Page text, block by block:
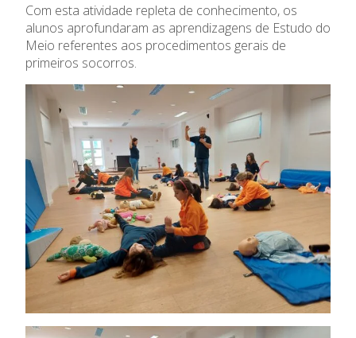
Admissão
Informações
APEE
Notícias
Com esta atividade repleta de conhecimento, os
alunos aprofundaram as aprendizagens de Estudo do
Meio referentes aos procedimentos gerais de
primeiros socorros.